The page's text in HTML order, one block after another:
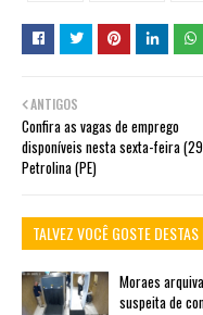
ANTIGOS
Confira as vagas de emprego
disponíveis nesta sexta-feira
Petrolina (PE)
TALVEZ VOCÊ GOSTE
Moraes
suspeita de